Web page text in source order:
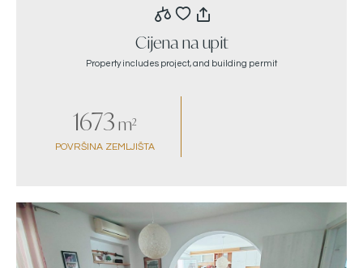
Cijena na upit
Property includes project, and building permit
1673 m²
POVRŠINA ZEMLJIŠTA